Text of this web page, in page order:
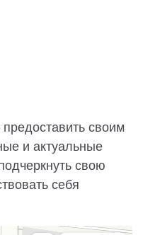
своим
и актуальные
свою
себя